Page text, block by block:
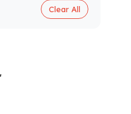
Clear All